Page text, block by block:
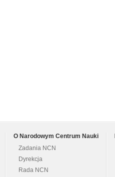
O Narodowym Centrum Nauki
Zadania NCN
Dyrekcja
Rada NCN